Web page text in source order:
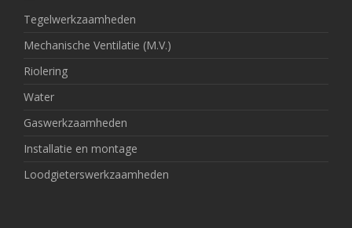
Tegelwerkzaamheden
Mechanische Ventilatie (M.V.)
Riolering
Water
Gaswerkzaamheden
Installatie en montage
Loodgieterswerkzaamheden